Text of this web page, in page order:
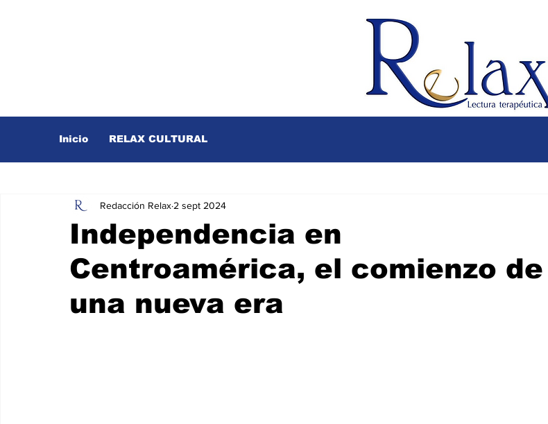
Inicio RELAX CULTURAL
Independencia en
Centroamérica, el comienzo de
una nueva era
Redacción Relax 2 sept 2024